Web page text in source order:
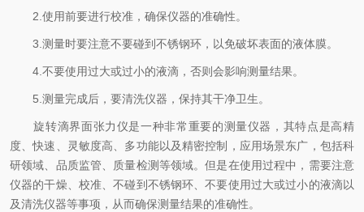
2.使用前要进行校准，确保仪器的准确性。
3.测量时要注意不要碰到不锈钢环，以免破坏表面的液体膜。
4.不要使用过大或过小的液滴，否则会影响测量结果。
5.测量完成后，要清洗仪器，保持其干净卫生。
旋转滴界面张力仪是一种非常重要的测量仪器，其特点是高精
度、快速、灵敏度高、多功能以及精密控制，应用场景东广，包括科
研领域、品质监管、质量检测等领域。但是在使用过程中，需要注意
仪器的干燥、校准、不碰到不锈钢环、不要使用过大或过小的液滴以
及清洗仪器等事项，从而确保测量结果的准确性。